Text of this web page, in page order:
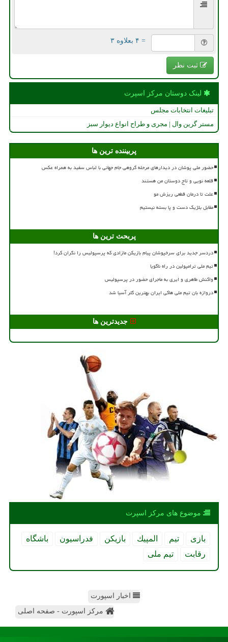
= ۴ بعلاوه ۳
ثبت نظر
لینک دوستان مركز اسپرت
تبلیغات انتخابات مجلس
مستر گرین وال | مجری و طراح انواع دیوار سبز
پربیننده ترین ها
حضور ملی پوشان در دیدارهای مرحله گروهی جام جهانی با لباس سفید به همراه عکس
قلعه نویی و تاج دوستان من هستند
علت تا درمان قطعی ریزش مو
مقابل بلژیک دست و پا بسته نیستیم
پربحث ترین ها
دردسر جدید برای سرخپوشان پیام بازیکن مازادی که پرسپولیس را نگران کرد!
تیم ملی ترامپولین در راه ناگویا
واکنش طاهری و ایری به ماجرای حضور در پرسپولیس
دروازه بان تیم ملی هاکی ایران بهترین گلر آسیا شد
جدیدترین ها
موضوع های مركز اسپرت
بازی تیم المپیك بازیكن فدراسیون
باشگاه
رقابت
تیم ملی
اخبار اسپورت
مرکز اسپورت - صفحه اصلی